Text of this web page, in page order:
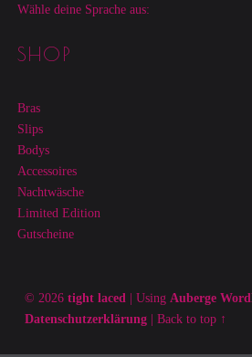
Wähle deine Sprache aus:
SHOP
Bras
Slips
Bodys
Accessoires
Nachtwäsche
Limited Edition
Gutscheine
© 2026 tight laced | Using Auberge
Datenschutzerklärung | Back to top ↑